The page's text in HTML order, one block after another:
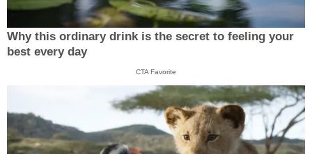
Why this ordinary drink is the secret to feeling your
best every day
CTA Favorite